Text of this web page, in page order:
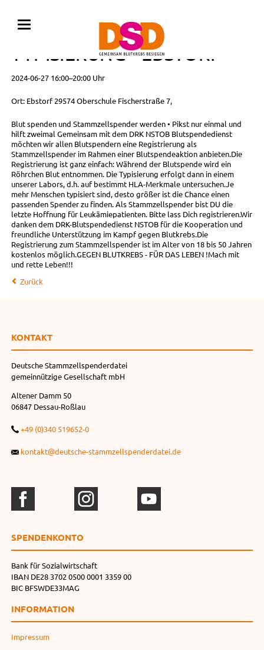
BLUTSPENDE MIT
TYPISIERUNG • EBSTORF
2024-06-27 16:00–20:00 Uhr
Ort: Ebstorf 29574 Oberschule Fischerstraße 7,
Blut spenden und Stammzellspender werden • Pikst nur einmal und
hilft zweimal Gemeinsam mit dem DRK NSTOB Blutspendedienst
möchten wir allen Blutspendern eine Registrierung als
Stammzellspender im Rahmen einer Blutspendeaktion anbieten.Die
Registrierung ist ganz einfach: Während der Blutspende wird ein
Röhrchen Blut entnommen. Die Typisierung erfolgt dann in einem
unserer Labors, d.h. auf bestimmt HLA-Merkmale untersuchen.Je
mehr Menschen typisiert sind, desto größer ist die Chance einen
passenden Spender zu finden. Als Stammzellspender bist DU die
letzte Hoffnung für Leukämiepatienten. Bitte lass Dich registrieren.Wir
danken dem DRK-Blutspendedienst NSTOB für die Kooperation und
freundliche Unterstützung im Kampf gegen Blutkrebs.Die
Registrierung zum Stammzellspender ist im Alter von 18 bis 50 Jahren
kostenlos möglich.GEGEN BLUTKREBS - FÜR DAS LEBEN !Mach mit
und rette Leben!!!
Zurück
KONTAKT
Deutsche Stammzellspenderdatei
gemeinnützige Gesellschaft mbH
Altener Damm 50
06847 Dessau-Roßlau
+49 (0)340 519652-0
kontakt@deutsche-stammzellspenderdatei.de
SPENDEN­KONTO
Bank für Sozialwirtschaft
IBAN DE28 3702 0500 0001 3359 00
BIC BFSWDE33MAG
INFORMATION
Impressum